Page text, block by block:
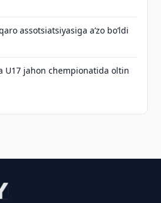
assotsiatsiyasiga aʼzo bo‘ldi
U17 jahon chempionatida oltin